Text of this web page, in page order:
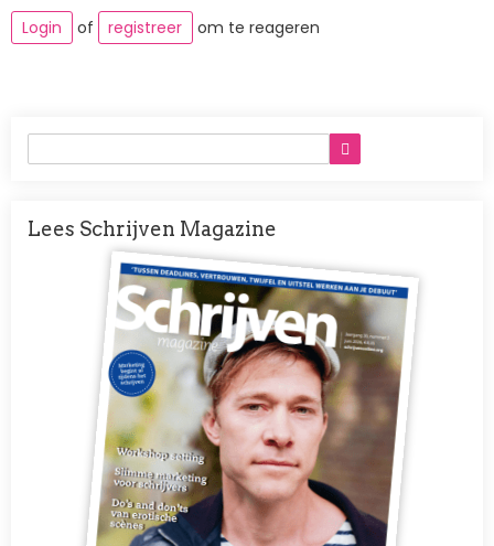
Login
of registreer om te reageren
Lees Schrijven Magazine
Afbeelding